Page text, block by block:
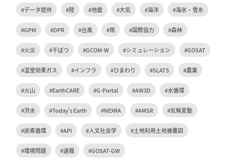
#データ提供 #陸 #地震 #大気 #海洋 #海氷・雪氷
#GPM #DPR #台風 #雨 #国際協力 #森林
#火災 #干ばつ #GCOM-W #シミュレーション #GOSAT
#温室効果ガス #インフラ #ひまわり #SLATS #農業
#火山 #EarthCARE #G-Portal #AW3D #水循環
#洪水 #Today's Earth #NEXRA #AMSR #気候変動
#炭素循環 #API #人文社会学 #土地利用土地被覆図
#環境問題 #速報 #GOSAT-GW